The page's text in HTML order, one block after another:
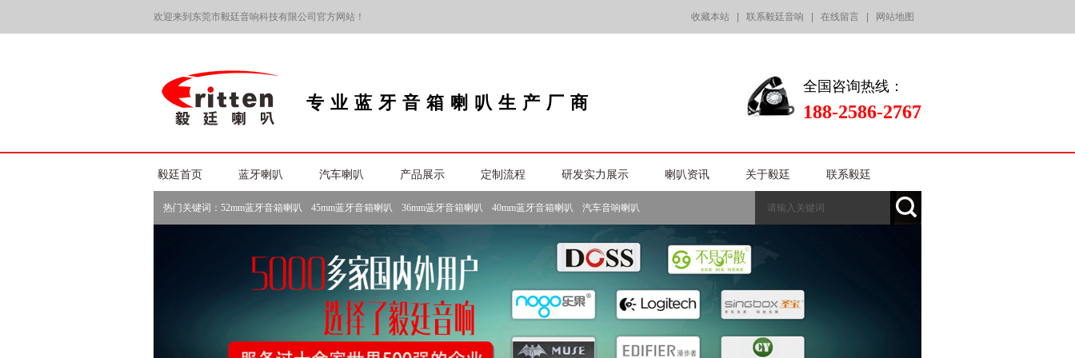
收藏本站 联系毅廷音响 在线留言 网站地图
欢迎来到东莞市毅廷音响科技有限公司官方网站！
全国咨询热线：
188-2586-2767
专业蓝牙音箱喇叭生产厂商
毅廷首页 蓝牙喇叭 汽车喇叭 产品展示 定制流程 研发实力展示 喇叭资讯 关于毅廷 联系毅廷
热门关键词： 52mm蓝牙音箱喇叭 45mm蓝牙音箱喇叭 36mm蓝牙音箱喇叭 40mm蓝牙音箱喇叭 汽车音响喇叭